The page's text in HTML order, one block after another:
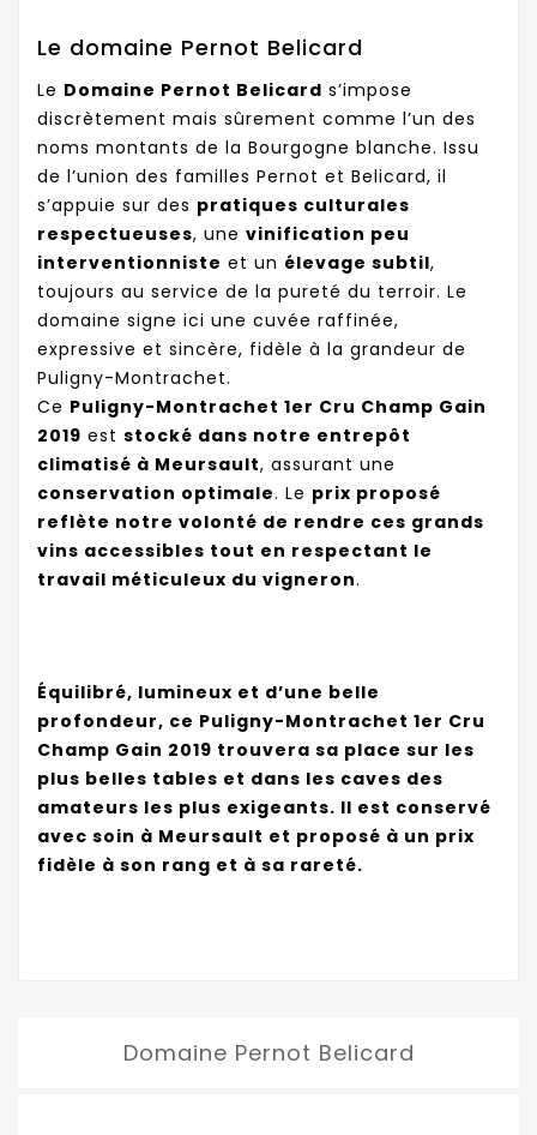
Le domaine Pernot Belicard
Le Domaine Pernot Belicard s’impose
discrètement mais sûrement comme l’un des
noms montants de la Bourgogne blanche. Issu
de l’union des familles Pernot et Belicard, il
s’appuie sur des pratiques culturales
respectueuses, une vinification peu
interventionniste et un élevage subtil,
toujours au service de la pureté du terroir. Le
domaine signe ici une cuvée raffinée,
expressive et sincère, fidèle à la grandeur de
Puligny-Montrachet.
Ce Puligny-Montrachet 1er Cru Champ Gain
2019 est stocké dans notre entrepôt
climatisé à Meursault, assurant une
conservation optimale. Le prix proposé
reflète notre volonté de rendre ces grands
vins accessibles tout en respectant le
travail méticuleux du vigneron.
Équilibré, lumineux et d’une belle
profondeur, ce Puligny-Montrachet 1er Cru
Champ Gain 2019 trouvera sa place sur les
plus belles tables et dans les caves des
amateurs les plus exigeants. Il est conservé
avec soin à Meursault et proposé à un prix
fidèle à son rang et à sa rareté.
Domaine Pernot Belicard